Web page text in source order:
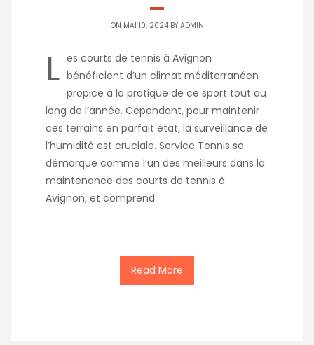
ON MAI 10, 2024 BY ADMIN
L es courts de tennis à Avignon
bénéficient d’un climat méditerranéen
propice à la pratique de ce sport tout au
long de l’année. Cependant, pour maintenir
ces terrains en parfait état, la surveillance de
l’humidité est cruciale. Service Tennis se
démarque comme l’un des meilleurs dans la
maintenance des courts de tennis à
Avignon, et comprend
Read More